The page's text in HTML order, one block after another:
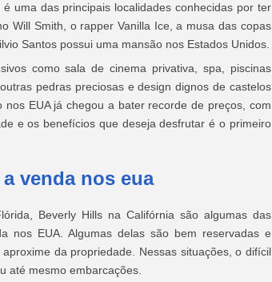
uma das principais localidades conhecidas por ter
Will Smith, o rapper Vanilla Ice, a musa das copas
Santos possui uma mansão nos Estados Unidos.
como sala de cinema privativa, spa, piscinas
pedras preciosas e design dignos de castelos
EUA já chegou a bater recorde de preços, com
e os benefícios que deseja desfrutar é o primeiro
venda nos eua
Beverly Hills na Califórnia são algumas das
nos EUA. Algumas delas são bem reservadas e
da propriedade. Nessas situações, o difícil
até mesmo embarcações.